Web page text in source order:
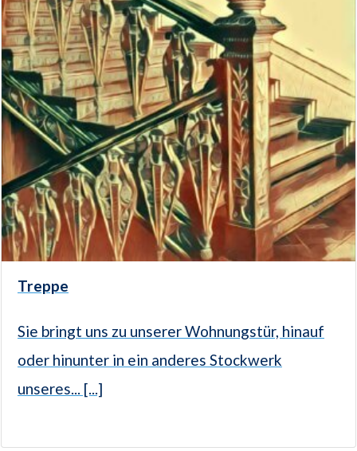
Treppe
Sie bringt uns zu unserer Wohnungstür, hinauf
oder hinunter in ein anderes Stockwerk
unseres... [...]